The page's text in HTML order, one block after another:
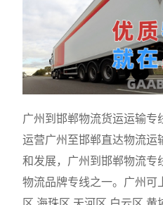
广州到邯郸物流货运运输专
运营广州至邯郸直达物流运
和发展，广州到邯郸物流专
物流品牌专线之一。广州可